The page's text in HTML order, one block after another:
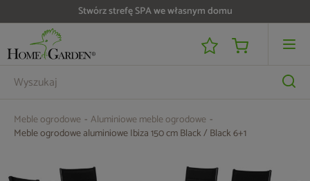
Do 25 000 zł zwrotu na kartę i raty RRSO 0%
Meble ogrodowe
Aluminiowe meble ogrodowe
Meble ogrodowe aluminiowe Ibiza 150 cm Black / Black 6+1